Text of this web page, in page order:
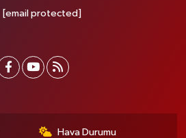
[email protected]
Hava Durumu